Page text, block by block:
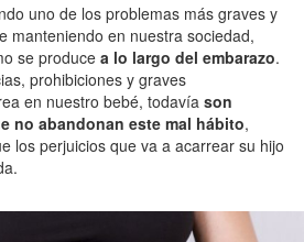
uno de los problemas más graves y
manteniendo en nuestra sociedad,
se produce a lo largo del embarazo.
prohibiciones y graves
en nuestro bebé, todavía son
no abandonan este mal hábito,
los perjuicios que va a acarrear su hijo